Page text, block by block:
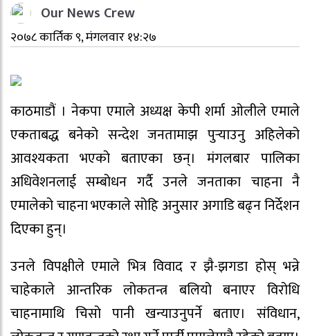
Our News Crew
२०७८ कार्तिक ९, मंगलवार १४:२७
काठमाडौं । नेकपा एमाले अध्यक्ष केपी शर्मा ओलीले एमाले
एकताबद्ध बनेको सन्देश जनतामाझ पुर्‍याउनु अहिलेको
आवश्यकता भएको बताएका छन्। मंगलबार पालिका
अधिवेशनलाई सम्बोधन गर्दै उनले जनताका चाहना नै
एमालेको चाहना भएकाले सोहि अनुसार अगाडि बढ्न निर्देशन
दिएका हुन्।
उनले विपक्षीले एमाले भित्र विवाद र झै-झगडा होस् भन्ने
चाहेकाले आन्तरिक लोकतन्त्र बलियो बनाएर विरोधि
चाहनामाथि चिसो पानी खन्याउनुपर्ने बताए। संविधान,